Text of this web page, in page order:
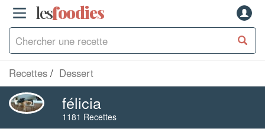
lesfoodies
Recettes Dessert
félicia
1181 Recettes